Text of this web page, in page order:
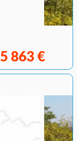
5 863 €